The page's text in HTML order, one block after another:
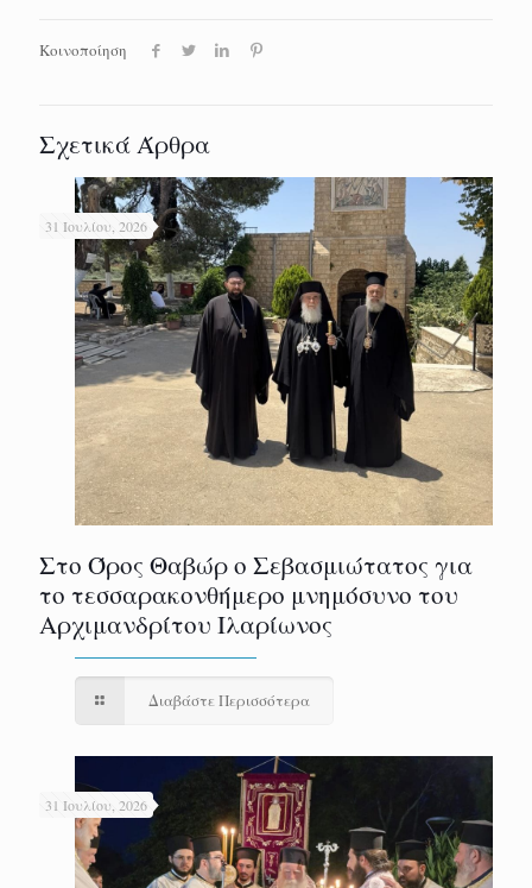
Κοινοποίηση
Σχετικά Άρθρα
31 Ιουλίου, 2026
Στο Όρος Θαβώρ ο Σεβασμιώτατος για
το τεσσαρακονθήμερο μνημόσυνο του
Αρχιμανδρίτου Ιλαρίωνος
Διαβάστε Περισσότερα
31 Ιουλίου, 2026